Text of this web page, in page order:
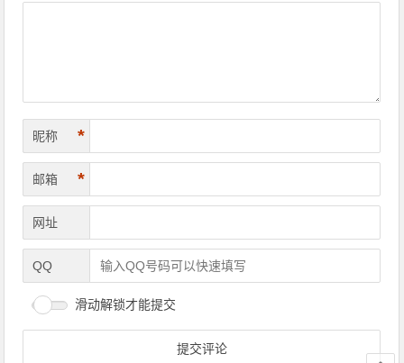
昵称 *
邮箱 *
网址
QQ
滑动解锁才能提交